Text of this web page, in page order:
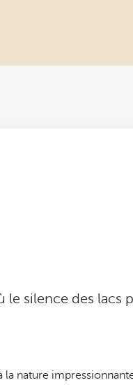
le silence des lacs
la nature